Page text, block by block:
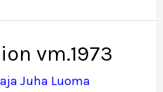
vm.1973
Juha Luoma